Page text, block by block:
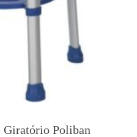
Giratório Poliban